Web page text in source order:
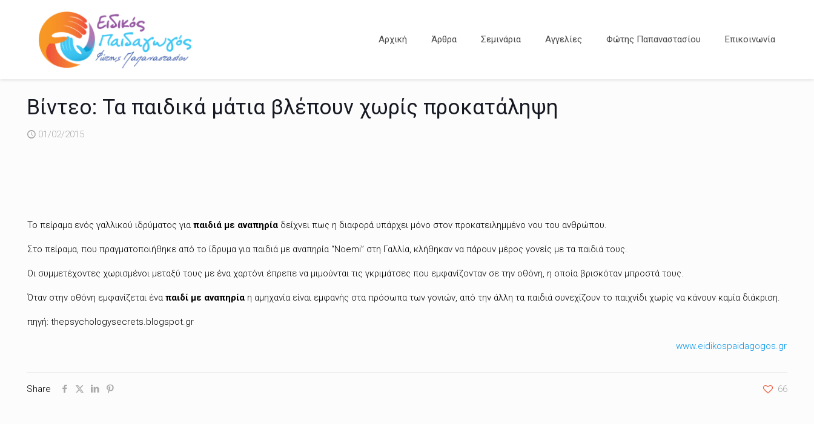
Αρχική Άρθρα Σεμινάρια Αγγελίες Φώτης Παπαναστασίου Επικοινωνία
Βίντεο: Τα παιδικά μάτια βλέπουν χωρίς προκατάληψη
01/02/2015
Το πείραμα ενός γαλλικού ιδρύματος για παιδιά με αναπηρίαδείχνει πως η διαφορά υπάρχει μόνο στον προκατειλημμένο νου του ανθρώπου.
Στο πείραμα, που πραγματοποιήθηκε από το ίδρυμα για παιδιά με αναπηρία “Νoemi” στη Γαλλία, κλήθηκαν να πάρουν μέρος γονείς με τα παιδιά τους.
Οι συμμετέχοντες χωρισμένοι μεταξύ τους με ένα χαρτόνι έπρεπε να μιμούνται τις γκριμάτσες που εμφανίζονταν σε την οθόνη, η οποία βρισκόταν μπροστά τους.
Όταν στην οθόνη εμφανίζεται ένα παιδί με αναπηρίαη αμηχανία είναι εμφανής στα πρόσωπα των γονιών, από την άλλη τα παιδιά συνεχίζουν το παιχνίδι χωρίς να κάνουν καμία διάκριση.
πηγή: thepsychologysecrets.blogspot.gr
www.eidikospaidagogos.gr
Share 66